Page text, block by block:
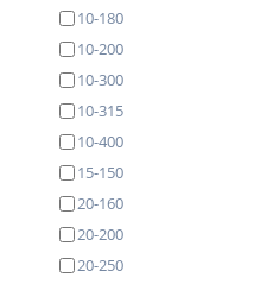
10-180
10-200
10-300
10-315
10-400
15-150
20-160
20-200
20-250